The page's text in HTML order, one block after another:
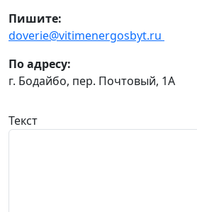
Пишите:
doverie@vitimenergosbyt.ru
По адресу:
г. Бодайбо, пер. Почтовый, 1А
Текст